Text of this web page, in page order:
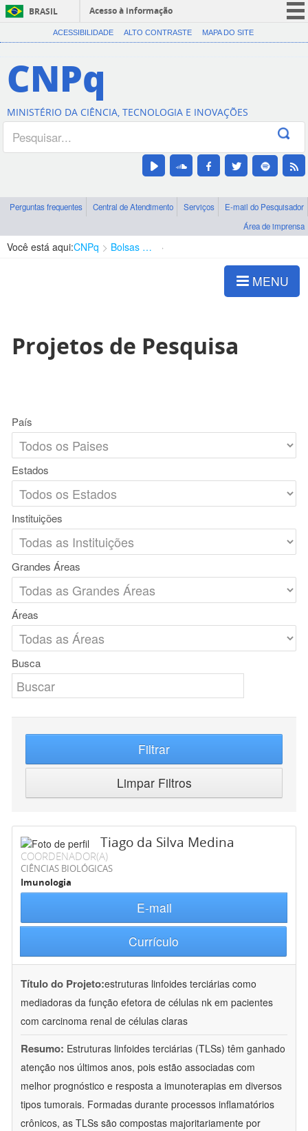
BRASIL
Acesso à informação
CORONAVÍRUS (COVID-19)
Canais
ACESSIBILIDADE ALTO CONTRASTE MAPA DO SITE
CNPq
MINISTÉRIO DA CIÊNCIA, TECNOLOGIA E INOVAÇÕES
Perguntas frequentes Central de Atendimento Serviços
E-mail do Pesquisador
Área de imprensa
Você está aqui:CNPq Bolsas e Auxílios Vigentes
MENU
Projetos de Pesquisa
País
Estados
Instituições
Grandes Áreas
Áreas
Busca
Filtrar
Limpar Filtros
Tiago da Silva Medina
COORDENADOR(A)
CIÊNCIAS BIOLÓGICAS
Imunologia
E-mail
Currículo
Título do Projeto:estruturas linfoides terciárias como
mediadoras da função efetora de células nk em pacientes
com carcinoma renal de células claras
Resumo: Estruturas linfoides terciárias (TLSs) têm ganhado
atenção nos últimos anos, pois estão associadas com
melhor prognóstico e resposta a imunoterapias em diversos
tipos tumorais. Formadas durante processos inflamatórios
crônicos, as TLSs são compostas majoritariamente por